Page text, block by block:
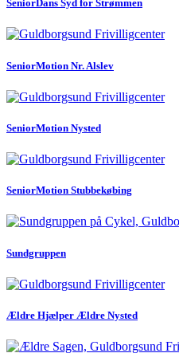
SeniorDans Syd for Strømmen
SeniorMotion Nr. Alslev
SeniorMotion Nysted
SeniorMotion Stubbekøbing
Sundgruppen
Ældre Hjælper Ældre Nysted